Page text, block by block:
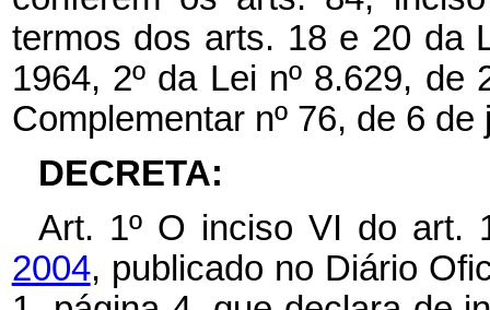
termos dos arts. 18 e 20 da
1964, 2º da Lei nº 8.629,
Complementar nº 76, de 6 de
DECRETA:
Art. 1º O inciso VI do art.
2004, publicado no Diário